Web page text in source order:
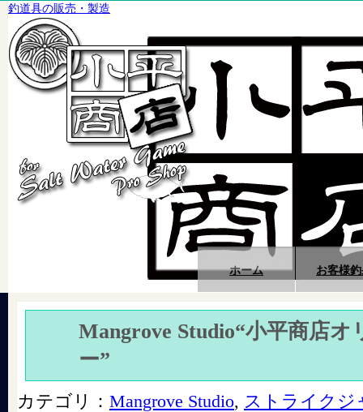
釣道具の販売・製造
ホーム お客様
Mangrove Studio“小平商店
ー”
カテゴリ： Mangrove Studio, ストライクジ